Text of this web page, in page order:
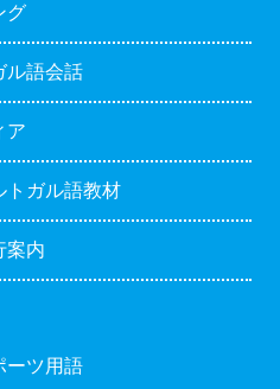
グ
ル語会話
ア
トガル語教材
案内
ーツ用語